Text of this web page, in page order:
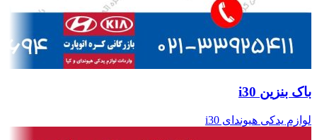
باک بنزین i30
لوازم یدکی هیوندای i30